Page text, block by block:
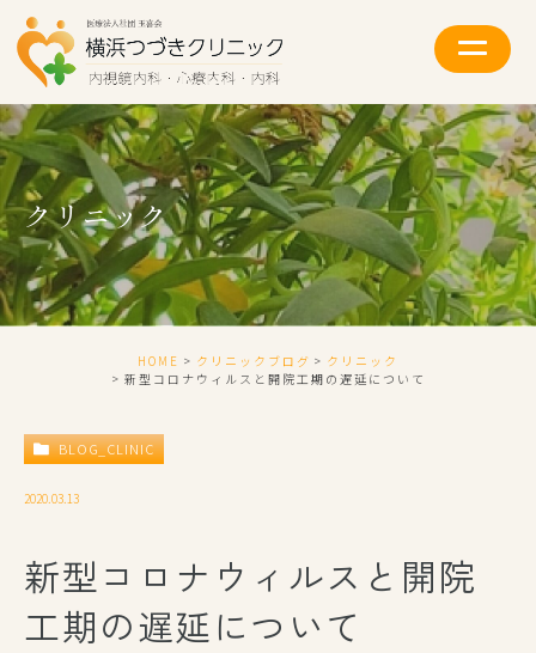
クリニック
HOME クリニックブログ
クリニック
新型コロナウィルスと開院工期の遅延について
BLOG_CLINIC
2020.03.13
新型コロナウィルスと開院
工期の遅延について